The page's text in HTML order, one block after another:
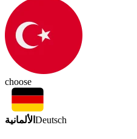
choose
الألمانية Deutsch